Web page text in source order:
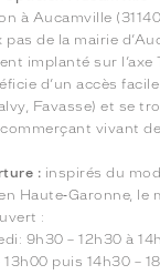
à Aucamville
pas de la mairie
implanté sur
d’un accès
Favasse) et se
vivant
: inspirés du
Haute‑Garonne, le
:
9h30 – 12h30 à
puis 14h30 –